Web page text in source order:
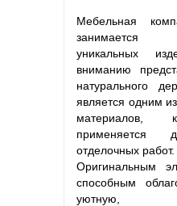
Мебельная
занимается
уникальных
вниманию
натурального
является одним
материалов,
применяется
отделочных работ.
Оригинальным
способным
уютную,